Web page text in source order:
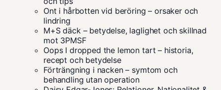
Ont i hårbotten vid beröring – orsaker och
lindring
M+S däck – betydelse, laglighet och skillnad
mot 3PMSF
Oops I dropped the lemon tart – historia,
recept och betydelse
Förträngning i nacken – symtom och
behandling utan operation